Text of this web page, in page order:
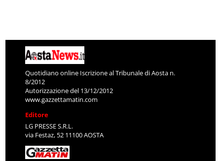
Quotidiano online Iscrizione al Tribunale di Aosta n.
8/2012
Autorizzazione del 13/12/2012
www.gazzettamatin.com
Editore
LG PRESSE S.R.L.
via Festaz, 52 11100 AOSTA